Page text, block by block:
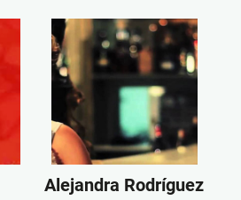
Alejandra Rodríguez